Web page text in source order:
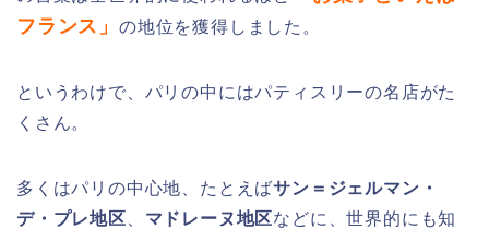
フランス」 の地位を獲得しました。
というわけで、パリの中にはパティスリーの名店がた
くさん。
多くはパリの中心地、たとえばサン＝ジェルマン・
デ・プレ地区
マドレーヌ地区などに、世界的にも知